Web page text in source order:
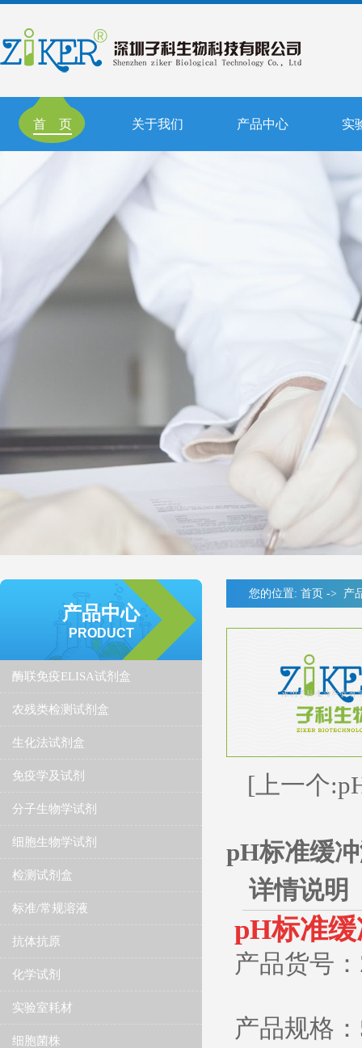
首 页 关于我们 产品中心 实
产品中心
PRODUCT
酶联免疫ELISA试剂盒
农残类检测试剂盒
生化法试剂盒
免疫学及试剂
分子生物学试剂
细胞生物学试剂
检测试剂盒
标准/常规溶液
抗体抗原
化学试剂
实验室耗材
细胞菌株
您的位置: 首页 -> 产
[上一个
pH标准缓
详情说明
​pH标准
产品货号
产品规格